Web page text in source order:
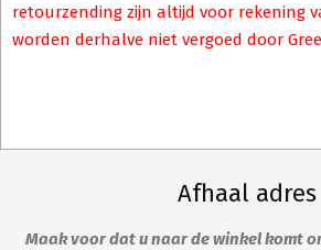
retourzending zijn altijd voor rekening
worden derhalve niet vergoed door
Afhaal adres
Maak voor dat u naar de winkel komt